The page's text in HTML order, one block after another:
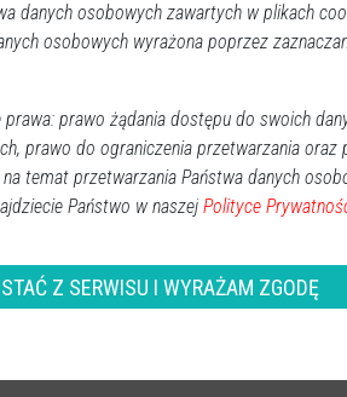
„Wielkanoc
Ostrołęka
rozpoczną działania
pełnić będą policjanci
marca.
danych osobowych zawartych w plikach
osobowych wyrażona poprzez
prawo żądania dostępu do swoich
prawo do ograniczenia przetwarzania oraz
temat przetwarzania Państwa danych
Państwo w naszej Polityce
Z SERWISU I WYRAŻAM ZGODĘ